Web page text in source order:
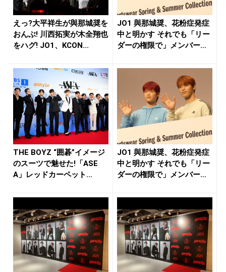
えっ?大平祥生が與那城奨を
おんぶ! 川西拓実が木全翔也
をハグ! JO1、KCON...
JO1 與那城奨、花粉症発症
中と明かす それでも「リー
ダーの権限で」メンバー連
THE BOYZ “囲碁”イメージ
のスーツで魅せた!「ASE
A」レッドカーペット...
JO1 與那城奨、花粉症発症
中と明かす それでも「リー
ダーの権限で」メンバー連